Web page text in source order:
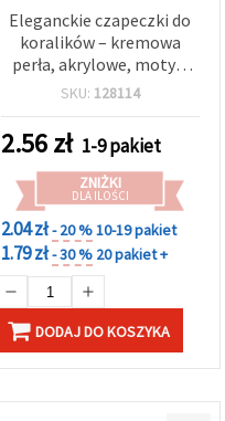
Eleganckie czapeczki do
koralików – kremowa
perła, akrylowe, motyw
kwiatu, 17x5 mm, otwór
SKU: 128114
2.56zł 1-9 pakiet
ZNIŻKI
DLA ILOŚCI
2.04 zł- 20 %10-19 pakiet
1.79 zł- 30 % 20 pakiet +
DODAJ DO KOSZYKA